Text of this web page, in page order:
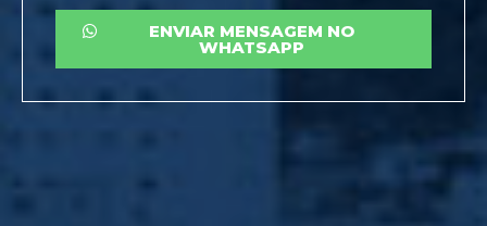
ENVIAR MENSAGEM NO
WHATSAPP